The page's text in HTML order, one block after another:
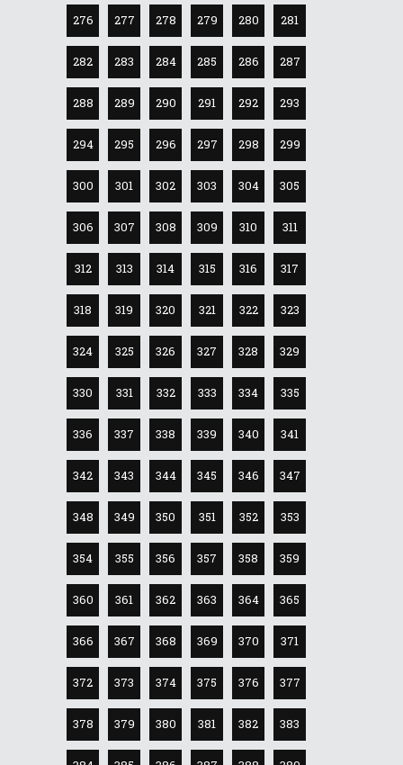
276 277 278 279 280 281
282 283 284 285 286 287
288 289 290 291 292 293
294 295 296 297 298 299
300 301 302 303 304 305
306 307 308 309 310 311
312 313 314 315 316 317
318 319 320 321 322 323
324 325 326 327 328 329
330 331 332 333 334 335
336 337 338 339 340 341
342 343 344 345 346 347
348 349 350 351 352 353
354 355 356 357 358 359
360 361 362 363 364 365
366 367 368 369 370 371
372 373 374 375 376 377
378 379 380 381 382 383